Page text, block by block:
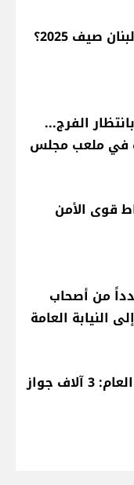
صيف 2025؟
الفرج...
في ملعب مجلس
قوى الأمن
من أصحاب
النيابة العامة
أداء استثنائي للأمن العام: 3 آلاف جواز